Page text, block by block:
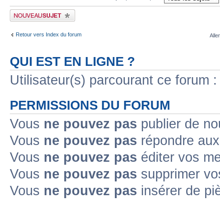
Publier un nouveau sujet
Retour vers Index du forum
QUI EST EN LIGNE ?
Utilisateur(s) parcourant ce forum
PERMISSIONS DU FORUM
Vous ne pouvez pas publier de
Vous ne pouvez pas répondre
Vous ne pouvez pas éditer vos
Vous ne pouvez pas supprimer
Vous ne pouvez pas insérer de